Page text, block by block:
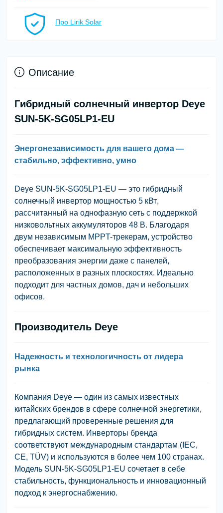
Про Lirik Solar
Описание
Гибридный солнечный инвертор Deye
SUN-5K-SG05LP1-EU
Энергонезависимость для вашего дома —
стабильно, эффективно, умно
Deye SUN-5K-SG05LP1-EU — это гибридный
солнечный инвертор мощностью 5 кВт,
рассчитанный на однофазную сеть с поддержкой
низковольтных аккумуляторов 48 В. Благодаря
двум независимым MPPT-трекерам, устройство
обеспечивает максимальную эффективность
преобразования энергии даже с панелей,
расположенных в разных плоскостях. Идеально
подходит для частных домов, дач и небольших
офисов.
Производитель Deye
Надежность и технологичность от лидера
рынка
Компания Deye — один из самых известных
китайских брендов в сфере солнечной энергетики,
предлагающий проверенные решения для
гибридных систем. Инверторы бренда
соответствуют международным стандартам ( IEC,
CE, TÜV) и используются в более чем 100 странах.
Модель SUN-5K-SG05LP1-EU сочетает в себе
стабильность, функциональность и инновационный
подход к энергоснабжению.